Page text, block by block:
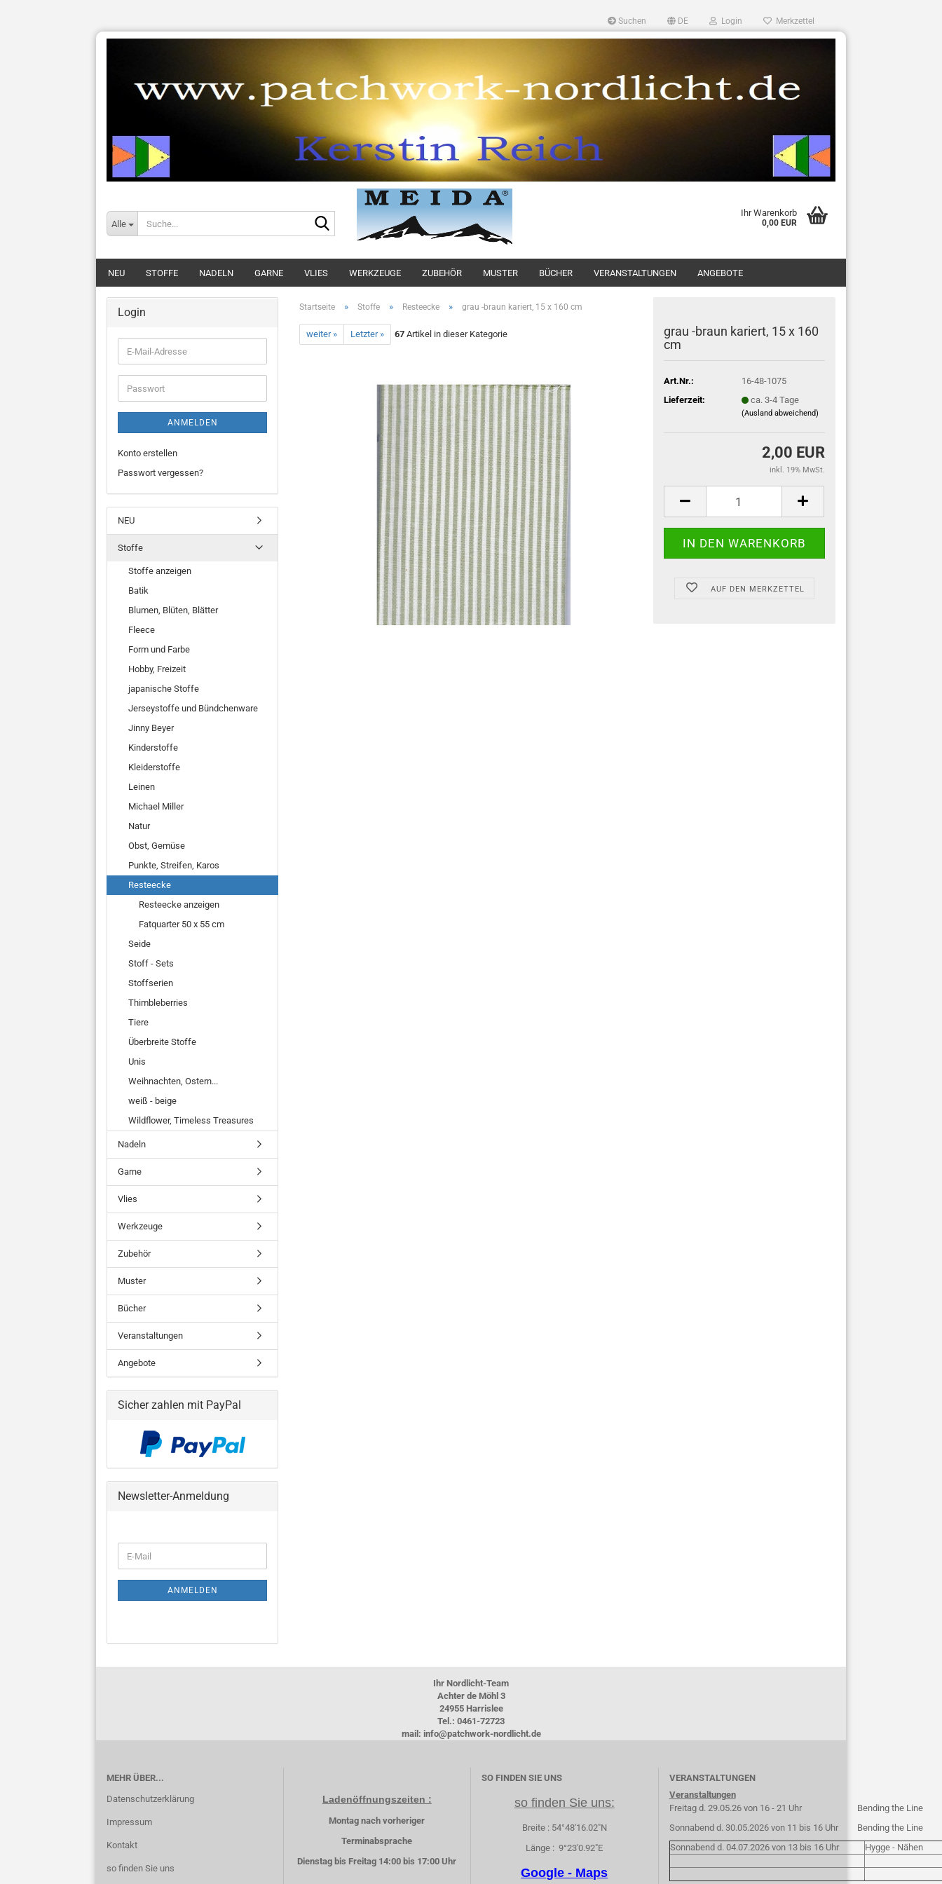
Suchen DE Login Merkzettel
Alle
Ihr Warenkorb
0,00 EUR
NEU STOFFE NADELN GARNE VLIES WERKZEUGE ZUBEHÖR MUSTER BÜCHER VERANSTALTUNGEN ANGEBOTE
Startseite » Stoffe » Resteecke » grau -braun kariert, 15 x 160 cm
weiter » Letzter » 67 Artikel in dieser Kategorie
grau -braun kariert, 15 x 160
cm
Art.Nr.:
16-48-1075
Lieferzeit:
ca. 3-4 Tage
(Ausland abweichend)
2,00 EUR
inkl. 19% MwSt.
AUF DEN MERKZETTEL
Login
E-
Mail-
Adresse
Passwort
ANMELDEN
Konto erstellen
Passwort vergessen?
NEU
Stoffe
Stoffe anzeigen
Batik
Blumen, Blüten, Blätter
Fleece
Form und Farbe
Hobby, Freizeit
japanische Stoffe
Jerseystoffe und Bündchenware
Jinny Beyer
Kinderstoffe
Kleiderstoffe
Leinen
Michael Miller
Natur
Obst, Gemüse
Punkte, Streifen, Karos
Resteecke
Resteecke anzeigen
Fatquarter 50 x 55 cm
Seide
Stoff - Sets
Stoffserien
Thimbleberries
Tiere
Überbreite Stoffe
Unis
Weihnachten, Ostern...
weiß - beige
Wildflower, Timeless Treasures
Nadeln
Garne
Vlies
Werkzeuge
Zubehör
Muster
Bücher
Veranstaltungen
Angebote
Sicher zahlen mit PayPal
Newsletter-Anmeldung
ZUR
ANMELDUNG
E-
Mail
ANMELDEN
Ihr Nordlicht-Team
Achter de Möhl 3
24955 Harrislee
Tel.: 0461-72723
mail: info@patchwork-nordlicht.de
MEHR ÜBER...
Datenschutzerklärung
Impressum
Kontakt
so finden Sie uns
Ladenöffnungszeiten :
Montag nach vorheriger
Terminabsprache
Dienstag bis Freitag 14:00 bis 17:00 Uhr
SO FINDEN SIE UNS
so finden Sie uns:
Breite : 54°48'16.02"N
Länge : 9°23'0.92"E
Google - Maps
VERANSTALTUNGEN
Veranstaltungen
Freitag d. 29.05.26 von 16 - 21 Uhr
Bending the Line
Sonnabend d. 30.05.2026 von 11 bis 16 Uhr
Bending the Line
Sonnabend d. 04.07.2026 von 13 bis 16 Uhr
Hygge - Nähen